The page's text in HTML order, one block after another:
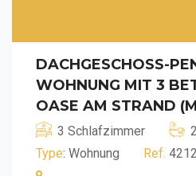
DACHGESCHOSS-
WOHNUNG MIT 3
OASE AM STRAND
3 Schlafzimmer
Type: Wohnung Ref. 4212